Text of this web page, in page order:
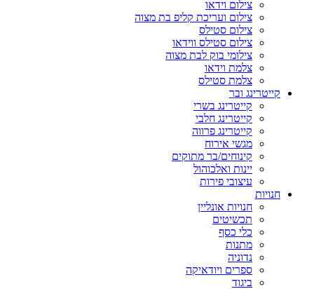
צילום וידאו
צילום ועריכת קליפ בת מצוה
צילום סטילס
צילום סטילס ווידאו
צילומי בוק לבת מצוה
צלמת וידאו
צלמת סטילס
קייטרינג ובר
קייטרינג בשרי
קייטרינג חלבי
קייטרינג פרווה
מגשי אירוח
קינוחים/בר מתוקים
יינות ואלכוהול
עיצובי פירות
חנויות
חנויות אונליין
תכשיטים
כלי כסף
מתנות
נדוניה
ספרים ויודאיקה
ביגוד